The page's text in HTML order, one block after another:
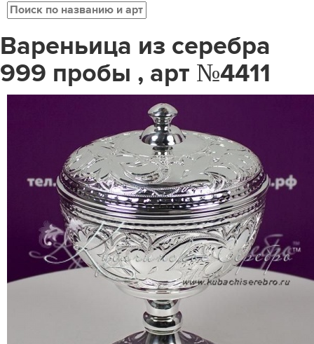
Вареньица из серебра
999 пробы , арт №4411